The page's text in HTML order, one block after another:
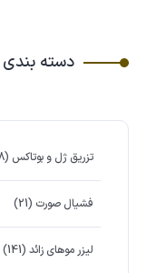
دسته
تزریق ژل و بوتاکس (118)
فشیال صورت (21)
لیزر موهای زائد (141)